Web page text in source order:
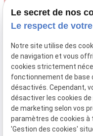
79
Le secret de nos
Le respect de
Notre site utilise des
de navigation et vous
cookies strictement
fonctionnement de base
désactivés. Cependant,
désactiver les cookies
de marketing selon vos
paramètres de cookies
'Gestion des cookies'